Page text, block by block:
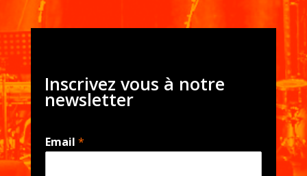
Inscrivez vous à notre
newsletter
Email *